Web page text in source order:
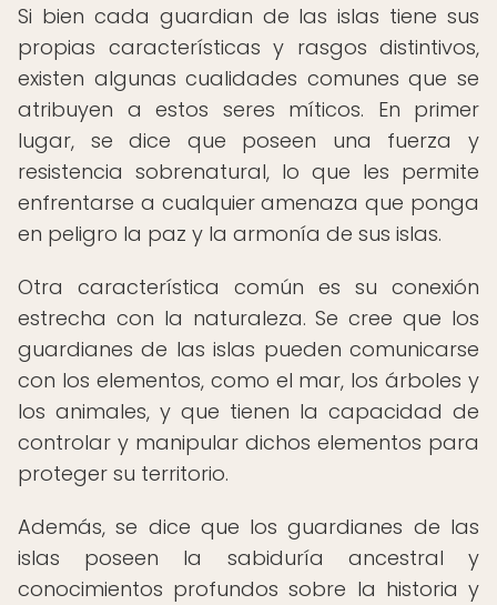
Si bien cada guardian de las islas tiene sus
propias características y rasgos distintivos,
existen algunas cualidades comunes que se
atribuyen a estos seres míticos. En primer
lugar, se dice que poseen una fuerza y
resistencia sobrenatural, lo que les permite
enfrentarse a cualquier amenaza que ponga
en peligro la paz y la armonía de sus islas.
Otra característica común es su conexión
estrecha con la naturaleza. Se cree que los
guardianes de las islas pueden comunicarse
con los elementos, como el mar, los árboles y
los animales, y que tienen la capacidad de
controlar y manipular dichos elementos para
proteger su territorio.
Además, se dice que los guardianes de las
islas poseen la sabiduría ancestral y
conocimientos profundos sobre la historia y